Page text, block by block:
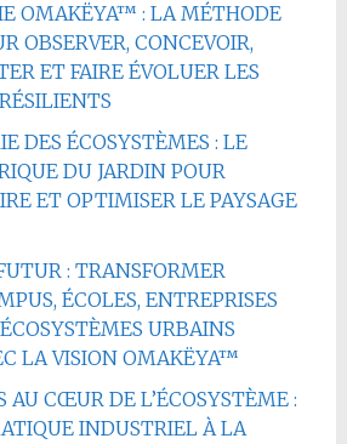
OMAKËYA™ : LA MÉTHODE
OBSERVER, CONCEVOIR,
ET FAIRE ÉVOLUER LES
DES ÉCOSYSTÈMES : LE
DU JARDIN POUR
ET OPTIMISER LE PAYSAGE
: TRANSFORMER
ÉCOLES, ENTREPRISES
URBAINS
LA VISION OMAKËYA™
AU CŒUR DE L’ÉCOSYSTÈME :
INDUSTRIEL À LA